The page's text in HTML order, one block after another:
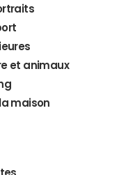
et animaux
maison